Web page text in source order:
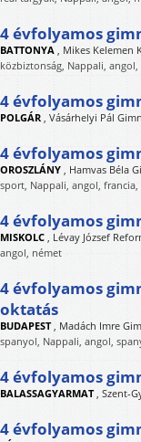
4 évfolyamos
BATTONYA , Mikes Kelemen
közbiztonság, Nappali,
4 évfolyamos
POLGÁR , Vásárhelyi Pál
4 évfolyamos
OROSZLÁNY , Hamvas Béla
sport, Nappali, angol,
4 évfolyamos
MISKOLC , Lévay József
angol, német
4 évfolyamos
oktatás
BUDAPEST, Madách Imre
spanyol, Nappali, angol,
4 évfolyamos
BALASSAGYARMAT, Szent-
4 évfolyamos